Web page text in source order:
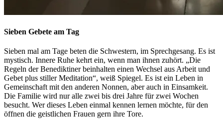
Sieben Gebete am Tag
Sieben mal am Tage beten die Schwestern, im Sprechgesang. Es ist
mystisch. Innere Ruhe kehrt ein, wenn man ihnen zuhört. „Die
Regeln der Benediktiner beinhalten einen Wechsel aus Arbeit und
Gebet plus stiller Meditation“, weiß Spiegel. Es ist ein Leben in
Gemeinschaft mit den anderen Nonnen, aber auch in Einsamkeit.
Die Familie wird nur alle zwei bis drei Jahre für zwei Wochen
besucht. Wer dieses Leben einmal kennen lernen möchte, für den
öffnen die geistlichen Frauen gern ihre Tore.